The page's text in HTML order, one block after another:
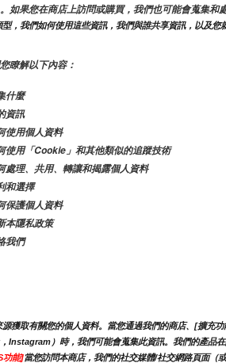
如果您在商店上訪問或購買，我們也可能會蒐集和
，我們如何使用這些資訊，我們與誰共享資訊，以及您
瞭解以下內容：
什麼
資訊
使用個人資料
使用「Cookie」和其他類似的追蹤技術
處理、共用、轉讓和揭露個人資料
和選擇
保護個人資料
本隱私政策
我們
獲取有關您的個人資料。當您通過我們的商店、[擴充
Instagram）時，我們可能會蒐集此資訊。我們的產品
功能]當您訪問本商店，我們的社交媒體/社交網路頁面（